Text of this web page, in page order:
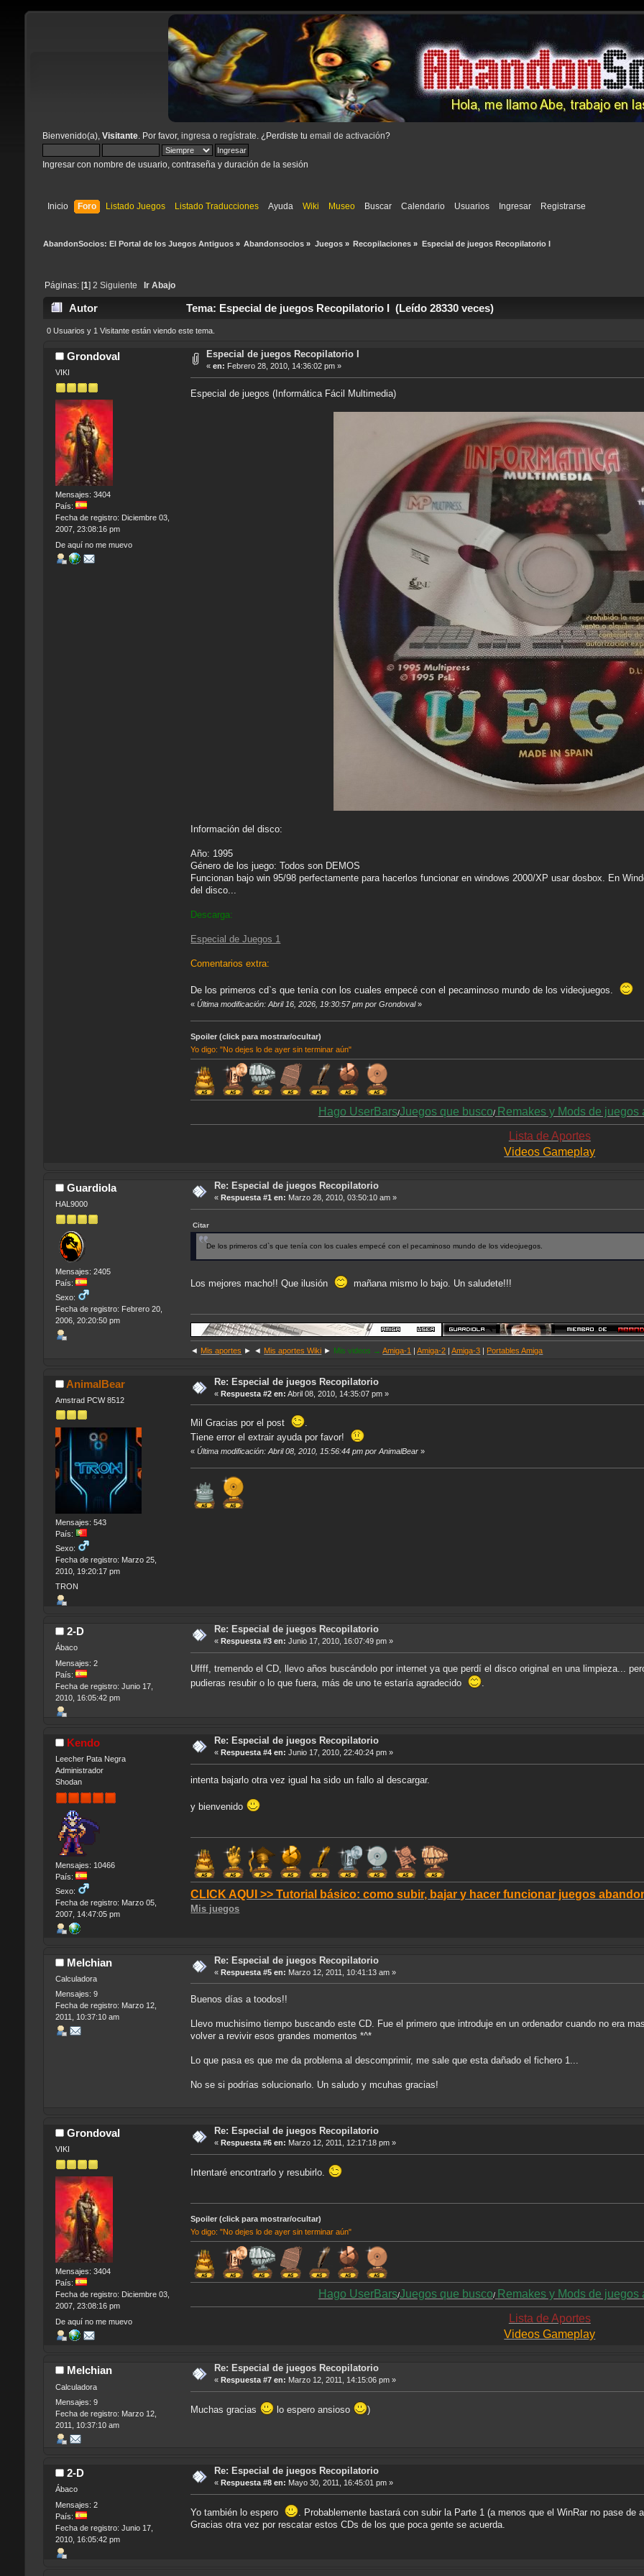
Bienvenido(a), Visitante. Por favor, ingresa o regístrate . ¿Perdiste tu email de activación?
Ingresar con nombre de usuario, contraseña y duración de la sesión
Inicio Foro Listado Juegos Listado Traducciones Ayuda Wiki Museo Buscar Calendario Usuarios Ingresar Registrarse
AbandonSocios: El Portal de los Juegos Antiguos» Abandonsocios » Juegos» Recopilaciones » Especial de juegos Recopilatorio I
Páginas: [ 1 2 Siguiente Ir Abajo
Autor Tema: Especial de juegos Recopilatorio I (Leído 28330 veces)
0 Usuarios y 1 Visitante están viendo este tema.
Grondoval
VIKI
Mensajes: 3404
País:
Fecha de registro: Diciembre 03,
2007, 23:08:16 pm
De aquí no me muevo
Especial de juegos Recopilatorio I
« en: Febrero 28, 2010, 14:36:02 pm »
Especial de juegos (Informática Fácil Multimedia)
Información del disco:
Año: 1995
Género de los juego: Todos son DEMOS
Funcionan bajo win 95/98 perfectamente para hacerlos funcionar en windows 2000/XP usar dosbox. En
del disco...
Descarga:
Especial de Juegos 1
Comentarios extra:
De los primeros cd`s que tenía con los cuales empecé con el pecaminoso mundo de los videojuegos.
«Última modificación: Abril 16, 2026, 19:30:57 pm por Grondoval»
Spoiler (click para mostrar/ocultar)
Yo digo: "No dejes lo de ayer sin terminar aún"
Hago UserBars/Juegos que busco/ Remakes y Mods de juegos
Lista de Aportes
Videos Gameplay
Guardiola
HAL9000
Mensajes: 2405
País:
Sexo:
Fecha de registro: Febrero 20,
2006, 20:20:50 pm
Re: Especial de juegos Recopilatorio
« Respuesta #1 en: Marzo 28, 2010, 03:50:10 am »
Citar
De los primeros cd`s que tenía con los cuales empecé con el pecaminoso mundo de los videojuegos.
Los mejores macho!! Que ilusión mañana mismo lo bajo. Un saludete!!!
◄ Mis aportes ► ◄ Mis aportes Wiki ► Mis videos →Amiga-1 |Amiga-2 |Amiga-3 | Portables Amiga
AnimalBear
Amstrad PCW 8512
Mensajes: 543
País:
Sexo:
Fecha de registro: Marzo 25,
2010, 19:20:17 pm
TRON
Re: Especial de juegos Recopilatorio
« Respuesta #2 en: Abril 08, 2010, 14:35:07 pm »
Mil Gracias por el post
Tiene error el extrair ayuda por favor!
«Última modificación: Abril 08, 2010, 15:56:44 pm por AnimalBear »
2-D
Ábaco
Mensajes: 2
País:
Fecha de registro: Junio 17,
2010, 16:05:42 pm
Re: Especial de juegos Recopilatorio
« Respuesta #3 en: Junio 17, 2010, 16:07:49 pm »
Uffff, tremendo el CD, llevo años buscándolo por internet ya que perdí el disco original en una limpieza...
pudieras resubir o lo que fuera, más de uno te estaría agradecido
Kendo
Leecher Pata Negra
Administrador
Shodan
Mensajes: 10466
País:
Sexo:
Fecha de registro: Marzo 05,
2007, 14:47:05 pm
Re: Especial de juegos Recopilatorio
« Respuesta #4 en: Junio 17, 2010, 22:40:24 pm »
intenta bajarlo otra vez igual ha sido un fallo al descargar.
y bienvenido
CLICK AQUI >> Tutorial básico: como subir, bajar y hacer funcionar juegos
Mis juegos
Melchian
Calculadora
Mensajes: 9
Fecha de registro: Marzo 12,
2011, 10:37:10 am
Re: Especial de juegos Recopilatorio
« Respuesta #5 en: Marzo 12, 2011, 10:41:13 am »
Buenos días a toodos!!
Llevo muchisimo tiempo buscando este CD. Fue el primero que introduje en un ordenador cuando no era
volver a revivir esos grandes momentos *^*
Lo que pasa es que me da problema al descomprimir, me sale que esta dañado el fichero 1...
No se si podrías solucionarlo. Un saludo y mcuhas gracias!
Grondoval
VIKI
Mensajes: 3404
País:
Fecha de registro: Diciembre 03,
2007, 23:08:16 pm
De aquí no me muevo
Re: Especial de juegos Recopilatorio
« Respuesta #6 en: Marzo 12, 2011, 12:17:18 pm »
Intentaré encontrarlo y resubirlo.
Spoiler (click para mostrar/ocultar)
Yo digo: "No dejes lo de ayer sin terminar aún"
Hago UserBars/Juegos que busco/ Remakes y Mods de juegos
Lista de Aportes
Videos Gameplay
Melchian
Calculadora
Mensajes: 9
Fecha de registro: Marzo 12,
2011, 10:37:10 am
Re: Especial de juegos Recopilatorio
« Respuesta #7 en: Marzo 12, 2011, 14:15:06 pm »
Muchas gracias lo espero ansioso )
2-D
Ábaco
Mensajes: 2
País:
Fecha de registro: Junio 17,
2010, 16:05:42 pm
Re: Especial de juegos Recopilatorio
« Respuesta #8 en: Mayo 30, 2011, 16:45:01 pm »
Yo también lo espero
. Probablemente bastará con subir la Parte 1 (a menos que el WinRar no pase
Gracias otra vez por rescatar estos CDs de los que poca gente se acuerda.